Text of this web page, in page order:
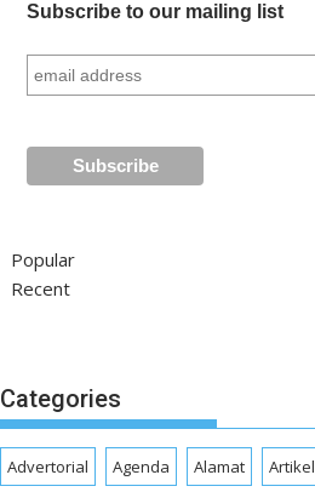
Subscribe to our mailing list
Popular
Recent
Categories
Advertorial Agenda Alamat Artikel